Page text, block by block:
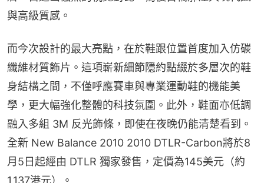
與高級質感。
而今次設計的最大亮點，在於鞋跟位置首度加入仿碳
纖維材質飾片。這項嶄新細節隱約點綴於多層次的鞋
身結構之間，不僅呼應賽車與專業運動鞋的機能美
學，更大幅強化整體的科技氛圍。此外，鞋面亦低調
融入多組 3M 反光飾條，即使在夜晚仍能清楚看到。
全新 New Balance 2010 2010 DTLR-Carbon將於8
月5日起經由 DTLR 獨家發售，定價為145美元（約